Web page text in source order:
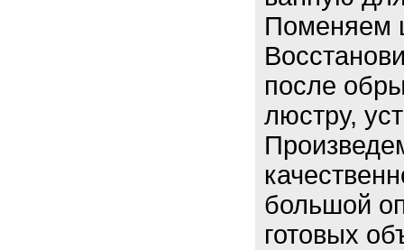
Поменяем
после
люстру,
большой
готовых